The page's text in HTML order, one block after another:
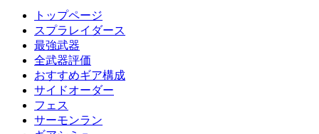
トップページ
スプラレイダース
最強武器
全武器評価
おすすめギア構成
サイドオーダー
フェス
サーモンラン